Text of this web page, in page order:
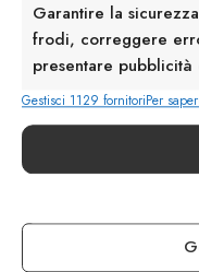
Garantire la
frodi, correggere
presentare pubblicità
Gestisci 1129 fornitoriPer